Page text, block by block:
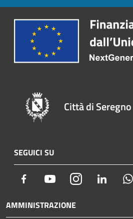
Città di Seregno
SEGUICI SU
Facebook YoutubeInstagram LinkedIn
AMMINISTRAZIONE